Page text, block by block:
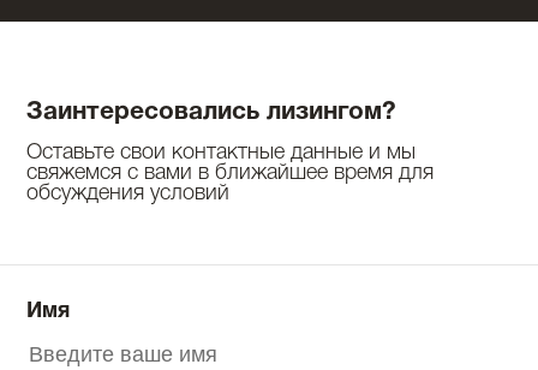
Заинтересовались лизингом?
Оставьте свои контактные данные и мы
свяжемся с вами в ближайшее время для
обсуждения условий
Имя